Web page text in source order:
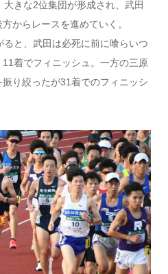
きな2位集団が形成され、武田
からレースを進めていく。
と、武田は必死に前に喰らいつ
着でフィニッシュ。一方の三原
り絞ったが31着でのフィニッシ